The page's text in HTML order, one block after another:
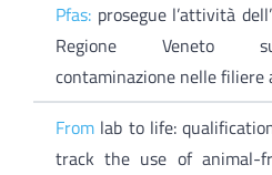
Pfas: prosegue l’attività
Regione Veneto
contaminazione nelle filiere
From lab to life:
track the use of animal-